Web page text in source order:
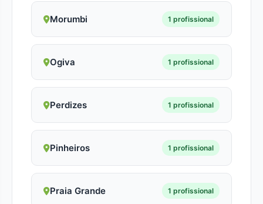
Morumbi 1 profissional
Ogiva 1 profissional
Perdizes 1 profissional
Pinheiros 1 profissional
Praia Grande 1 profissional